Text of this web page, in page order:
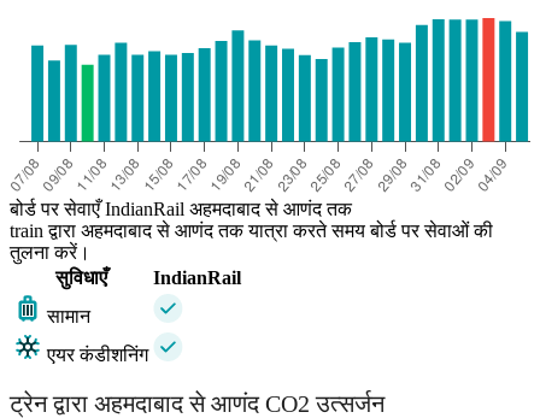
बोर्ड पर सेवाएँ IndianRail अहमदाबाद से आणंद तक
train द्वारा अहमदाबाद से आणंद तक यात्रा करते समय बोर्ड पर सेवाओं की
तुलना करें।
सुविधाएँ
IndianRail
सामान
एयर कंडीशनिंग
ट्रेन द्वारा अहमदाबाद से आणंद CO2 उत्सर्जन